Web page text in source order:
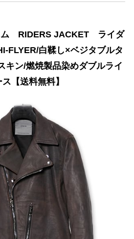
ム RIDERS JACKET ライダ
FLYER/白鞣し×ベジタブルタ
キン/燃焼製品染めダブルライ
【送料無料】